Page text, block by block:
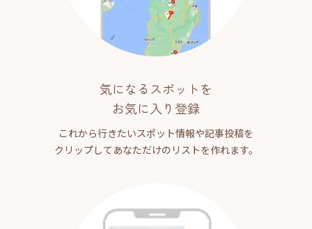
気になるスポットを
お気に入り登録
これから行きたいスポット情報や記事投稿を
クリップしてあなただけのリストを作れます。